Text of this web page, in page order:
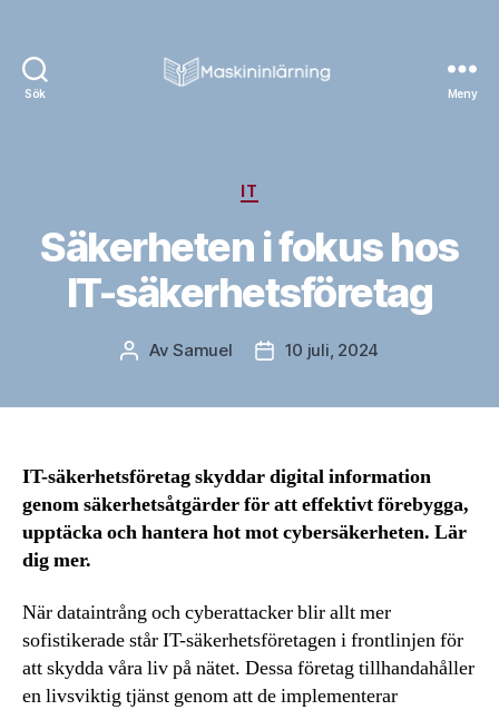
Sök Meny
Kategorier
IT
Säkerheten i fokus hos
IT-säkerhetsföretag
Inläggsförfattare
AvSamuel Inläggsdatum
10 juli, 2024
IT-säkerhetsföretag skyddar digital information
genom säkerhetsåtgärder för att effektivt förebygga,
upptäcka och hantera hot mot cybersäkerheten. Lär
dig mer.
När dataintrång och cyberattacker blir allt mer
sofistikerade står IT-säkerhetsföretagen i frontlinjen för
att skydda våra liv på nätet. Dessa företag tillhandahåller
en livsviktig tjänst genom att de implementerar